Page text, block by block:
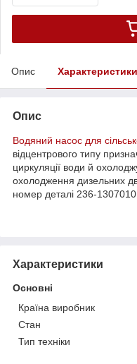
Опис Характеристики
Опис
Водяний насос для
відцентрового типу
циркуляції води й
охолодження дизельних
номер деталі 236-1307010.
Характеристики
Основні
Країна виробник
Стан
Тип техніки